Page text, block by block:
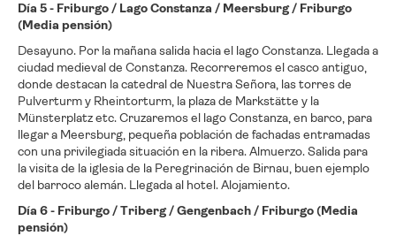
Día 5 - Friburgo / Lago Constanza / Meersburg / Friburgo
(Media pensión)
Desayuno. Por la mañana salida hacia el lago Constanza. Llegada a
ciudad medieval de Constanza. Recorreremos el casco antiguo,
donde destacan la catedral de Nuestra Señora, las torres de
Pulverturm y Rheintorturm, la plaza de Markstätte y la
Münsterplatz etc. Cruzaremos el lago Constanza, en barco, para
llegar a Meersburg, pequeña población de fachadas entramadas
con una privilegiada situación en la ribera. Almuerzo. Salida para
la visita de la iglesia de la Peregrinación de Birnau, buen ejemplo
del barroco alemán. Llegada al hotel. Alojamiento.
Día 6 - Friburgo / Triberg / Gengenbach / Friburgo (Media
pensión)